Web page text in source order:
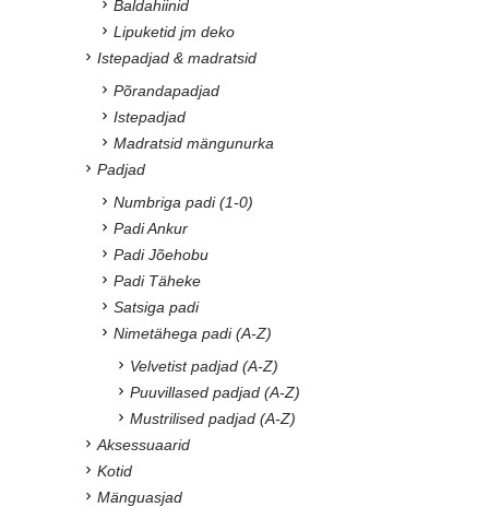
Baldahiinid
Lipuketid jm deko
Istepadjad & madratsid
Põrandapadjad
Istepadjad
Madratsid mängunurka
Padjad
Numbriga padi (1-0)
Padi Ankur
Padi Jõehobu
Padi Täheke
Satsiga padi
Nimetähega padi (A-Z)
Velvetist padjad (A-Z)
Puuvillased padjad (A-Z)
Mustrilised padjad (A-Z)
Aksessuaarid
Kotid
Mänguasjad